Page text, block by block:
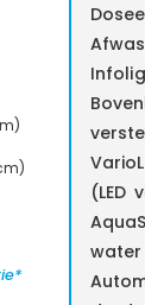
(LED